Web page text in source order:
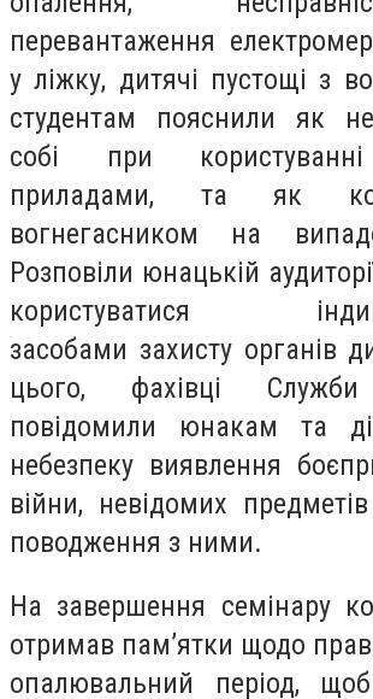
перевантаження
у ліжку, дитячі пустощі з
студентам пояснили як
собі при
приладами, та як
вогнегасником на
Розповіли юнацькій
користуватися
засобами захисту органів
цього, фахівці Служби
повідомили юнакам та
небезпеку виявлення
війни, невідомих
поводження з ними.
На завершення семінару
отримав пам’ятки щодо
опалювальний період,